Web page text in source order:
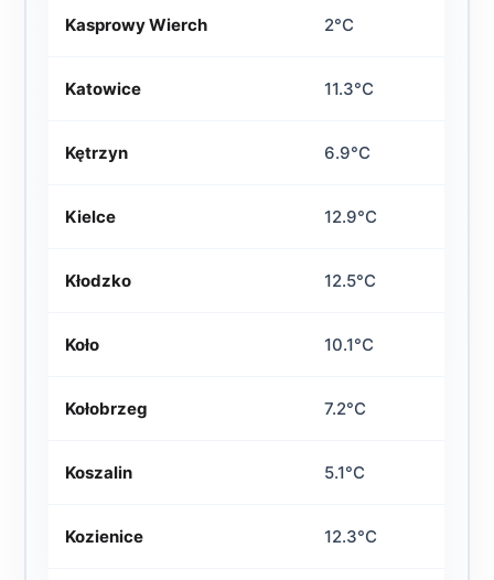
Kasprowy Wierch 2°C
Katowice 11.3°C
Kętrzyn 6.9°C
Kielce 12.9°C
Kłodzko 12.5°C
Koło 10.1°C
Kołobrzeg 7.2°C
Koszalin 5.1°C
Kozienice 12.3°C